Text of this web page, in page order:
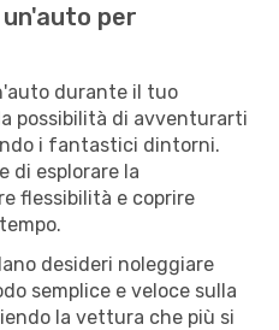
per
durante il tuo
possibilità di avventurarti
i fantastici dintorni.
di esplorare la
flessibilità e coprire
desideri noleggiare
semplice e veloce sulla
la vettura che più si